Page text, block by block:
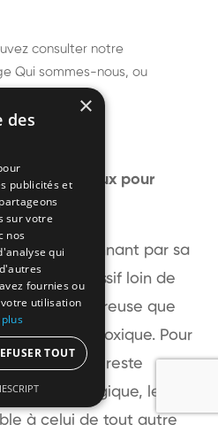
consulter notre
Qui sommes-nous, ou
il dangereux pour
impressionnant par sa
peu agressif loin de
plus douloureuse que
être plus toxique. Pour
elle reste
allergique, le
à celui de tout autre
×
des
publicités et
sur votre
nos
qui
fournies ou
utilisation
TOUT